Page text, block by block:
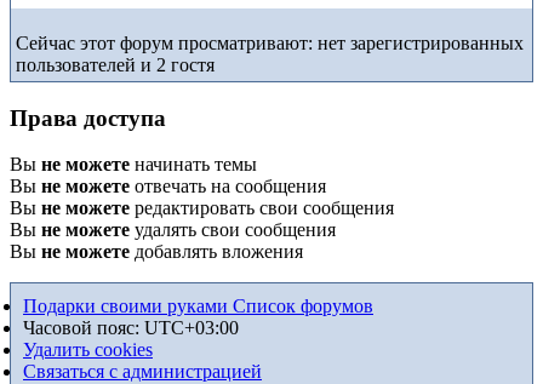
Сейчас этот форум просматривают: нет зарегистрированных
пользователей и 2 гостя
Права доступа
Вы не можете начинать темы
Вы не можете отвечать на сообщения
Вы не можете редактировать свои сообщения
Вы не можете удалять свои сообщения
Вы не можете добавлять вложения
Подарки своими руками Список форумов
Часовой пояс: UTC+03:00
Удалить cookies
Связаться с администрацией